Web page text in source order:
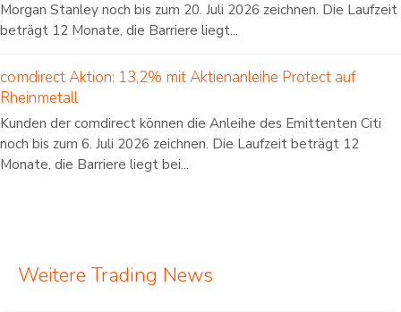
Morgan Stanley noch bis zum 20. Juli 2026 zeichnen. Die Laufzeit
beträgt 12 Monate, die Barriere liegt...
comdirect Aktion: 13,2% mit Aktienanleihe Protect auf
Rheinmetall
Kunden der comdirect können die Anleihe des Emittenten Citi
noch bis zum 6. Juli 2026 zeichnen. Die Laufzeit beträgt 12
Monate, die Barriere liegt bei...
Weitere Trading News